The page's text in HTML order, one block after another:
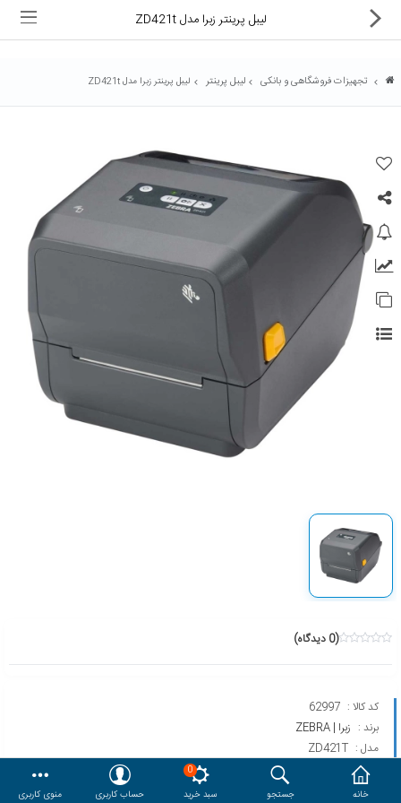
کالای دیجیتال
کارتریج و تونر
تجهیزات فروشگاهی و بانکی
دستگاه صحافی و پرس
ماشین حساب
هدایا و ست مدیریتی
مقایسه
دسترسی کاربری
خانه جستجو
0
سبد خرید
حساب کاربری منوی کاربری
لیبل پرینتر زبرا مدل ZD421t
تجهیزات فروشگاهی و بانکی لیبل پرینتر لیبل پرینتر زبرا مدل ZD421t
(0 دیدگاه)
کد کالا :
برند : زبرا | ZEBRA
مدل :